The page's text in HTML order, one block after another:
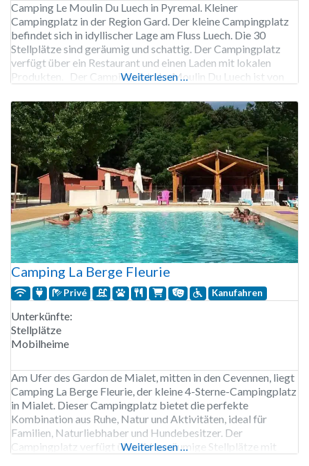
Camping Le Moulin Du Luech in Pyremal. Kleiner
Campingplatz in der Region Gard. Der kleine Campingplatz
befindet sich in idyllischer Lage am Fluss Luech. Die 30
Stellplätze sind geräumig und schattig. Der Campingplatz
verfügt über ein Restaurant und einen Laden mit lokalen
Produkten. Der Campingplatz Le Moulin Du Luech ist von
Weiterlesen …
Camping La Berge Fleurie
Privé Kanufahren
Unterkünfte:
Stellplätze
Mobilheime
Am Ufer des Gardon de Mialet, mitten in den Cevennen, liegt
Camping La Berge Fleurie, der kleine 4-Sterne-Campingplatz
in Mialet. Dieser Campingplatz bietet die perfekte
Kombination aus Ruhe, Natur und Aktivitäten, ideal für
Familien, Naturliebhaber und Hundebesitzer. Der
Campingplatz verfügt über 16 geräumige Stellplätze mit
Weiterlesen …